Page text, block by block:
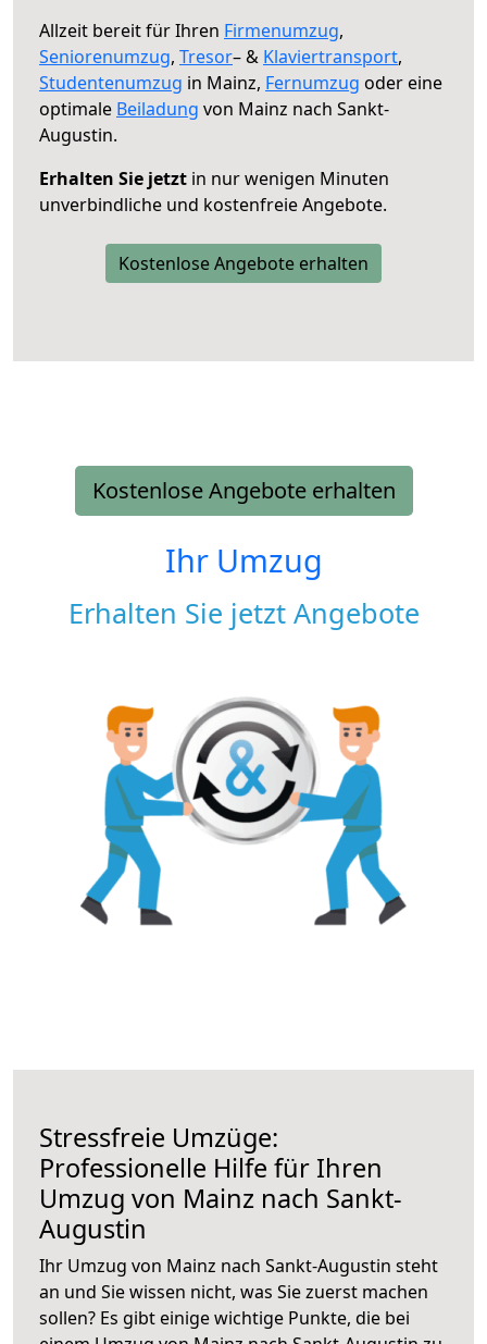
Allzeit bereit für Ihren Firmenumzug,
Seniorenumzug, Tresor– & Klaviertransport,
Studentenumzug in Mainz, Fernumzug oder eine
optimale Beiladung von Mainz nach Sankt-
Augustin.
Erhalten Sie jetzt in nur wenigen Minuten
unverbindliche und kostenfreie Angebote.
Kostenlose Angebote erhalten
Kostenlose Angebote erhalten
Ihr Umzug
Erhalten Sie jetzt Angebote
Stressfreie Umzüge:
Professionelle Hilfe für Ihren
Umzug von Mainz nach Sankt-
Augustin
Ihr Umzug von Mainz nach Sankt-Augustin steht
an und Sie wissen nicht, was Sie zuerst machen
sollen? Es gibt einige wichtige Punkte, die bei